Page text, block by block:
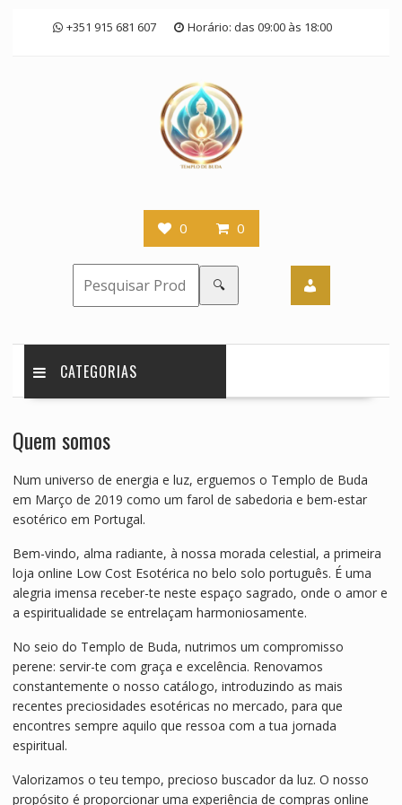
+351 915 681 607 Horário: das 09:00 às 18:00
0 0
🔍
CATEGORIAS
Quem somos
Num universo de energia e luz, erguemos o Templo de Buda
em Março de 2019 como um farol de sabedoria e bem-estar
esotérico em Portugal.
Bem-vindo, alma radiante, à nossa morada celestial, a primeira
loja online Low Cost Esotérica no belo solo português. É uma
alegria imensa receber-te neste espaço sagrado, onde o amor e
a espiritualidade se entrelaçam harmoniosamente.
No seio do Templo de Buda, nutrimos um compromisso
perene: servir-te com graça e excelência. Renovamos
constantemente o nosso catálogo, introduzindo as mais
recentes preciosidades esotéricas no mercado, para que
encontres sempre aquilo que ressoa com a tua jornada
espiritual.
Valorizamos o teu tempo, precioso buscador da luz. O nosso
propósito é proporcionar uma experiência de compras online